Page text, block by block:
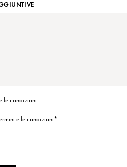
le condizioni
e le condizioni*